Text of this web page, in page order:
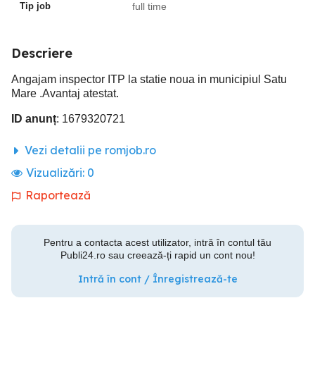
Tip job full time
Descriere
Angajam inspector ITP la statie noua in municipiul Satu
Mare .Avantaj atestat.
ID anunț: 1679320721
Vezi detalii pe romjob.ro
Vizualizări: 0
Raportează
Pentru a contacta acest utilizator, intră în contul tău
Publi24.ro sau creează-ți rapid un cont nou!
Intră în cont / Înregistrează-te